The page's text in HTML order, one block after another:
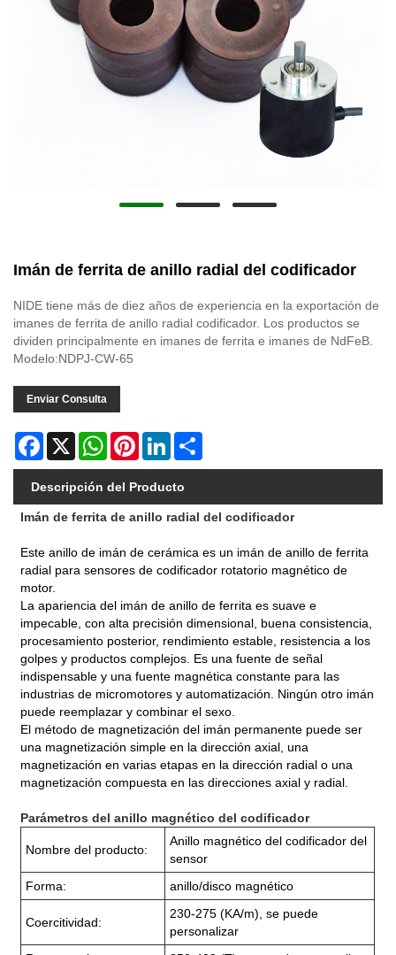
Imán de ferrita de anillo radial del codificador
NIDE tiene más de diez años de experiencia en la exportación de
imanes de ferrita de anillo radial codificador. Los productos se
dividen principalmente en imanes de ferrita e imanes de NdFeB.
Modelo:NDPJ-CW-65
Enviar Consulta
Facebook
X WhatsAppPinterestLinkedIn
Descripción del Producto
Imán de ferrita de anillo radial del codificador
Este anillo de imán de cerámica es un imán de anillo de ferrita
radial para sensores de codificador rotatorio magnético de
motor.
La apariencia del imán de anillo de ferrita es suave e
impecable, con alta precisión dimensional, buena consistencia,
procesamiento posterior, rendimiento estable, resistencia a los
golpes y productos complejos. Es una fuente de señal
indispensable y una fuente magnética constante para las
industrias de micromotores y automatización. Ningún otro imán
puede reemplazar y combinar el sexo.
El método de magnetización del imán permanente puede ser
una magnetización simple en la dirección axial, una
magnetización en varias etapas en la dirección radial o una
magnetización compuesta en las direcciones axial y radial.
Parámetros del anillo magnético del codificador
Nombre del producto:
Anillo magnético del codificador del
sensor
Forma:
anillo/disco magnético
Coercitividad:
230-275 (KA/m), se puede
personalizar